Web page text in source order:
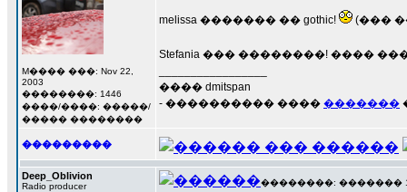
M���� ���: Nov 22,
2003
��������: 1446
����/����: �����/
����� ��������
melissa ������� �� gothic! (���
Stefania ��� ��������! ����
���� dmitspan
- ���������� ���� �������
���������
Deep_Oblivion
Radio producer ��������: ������� 13